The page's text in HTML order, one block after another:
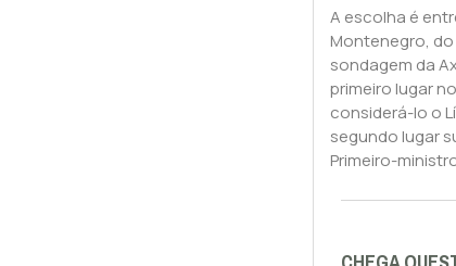
A escolha é
Montenegro, do
sondagem da
primeiro lugar
considerá-lo o
segundo lugar
Primeiro-